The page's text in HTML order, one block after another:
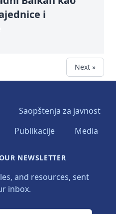
i
Next »
Saopštenja za javnost
Publikacije Media
NEWSLETTER
and resources, sent
inbox.